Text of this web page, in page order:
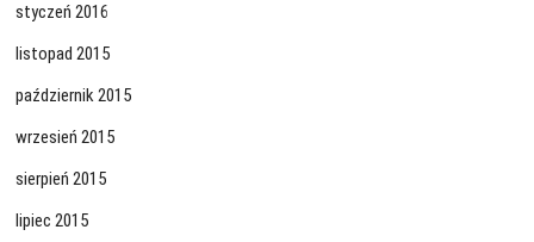
styczeń 2016
listopad 2015
październik 2015
wrzesień 2015
sierpień 2015
lipiec 2015